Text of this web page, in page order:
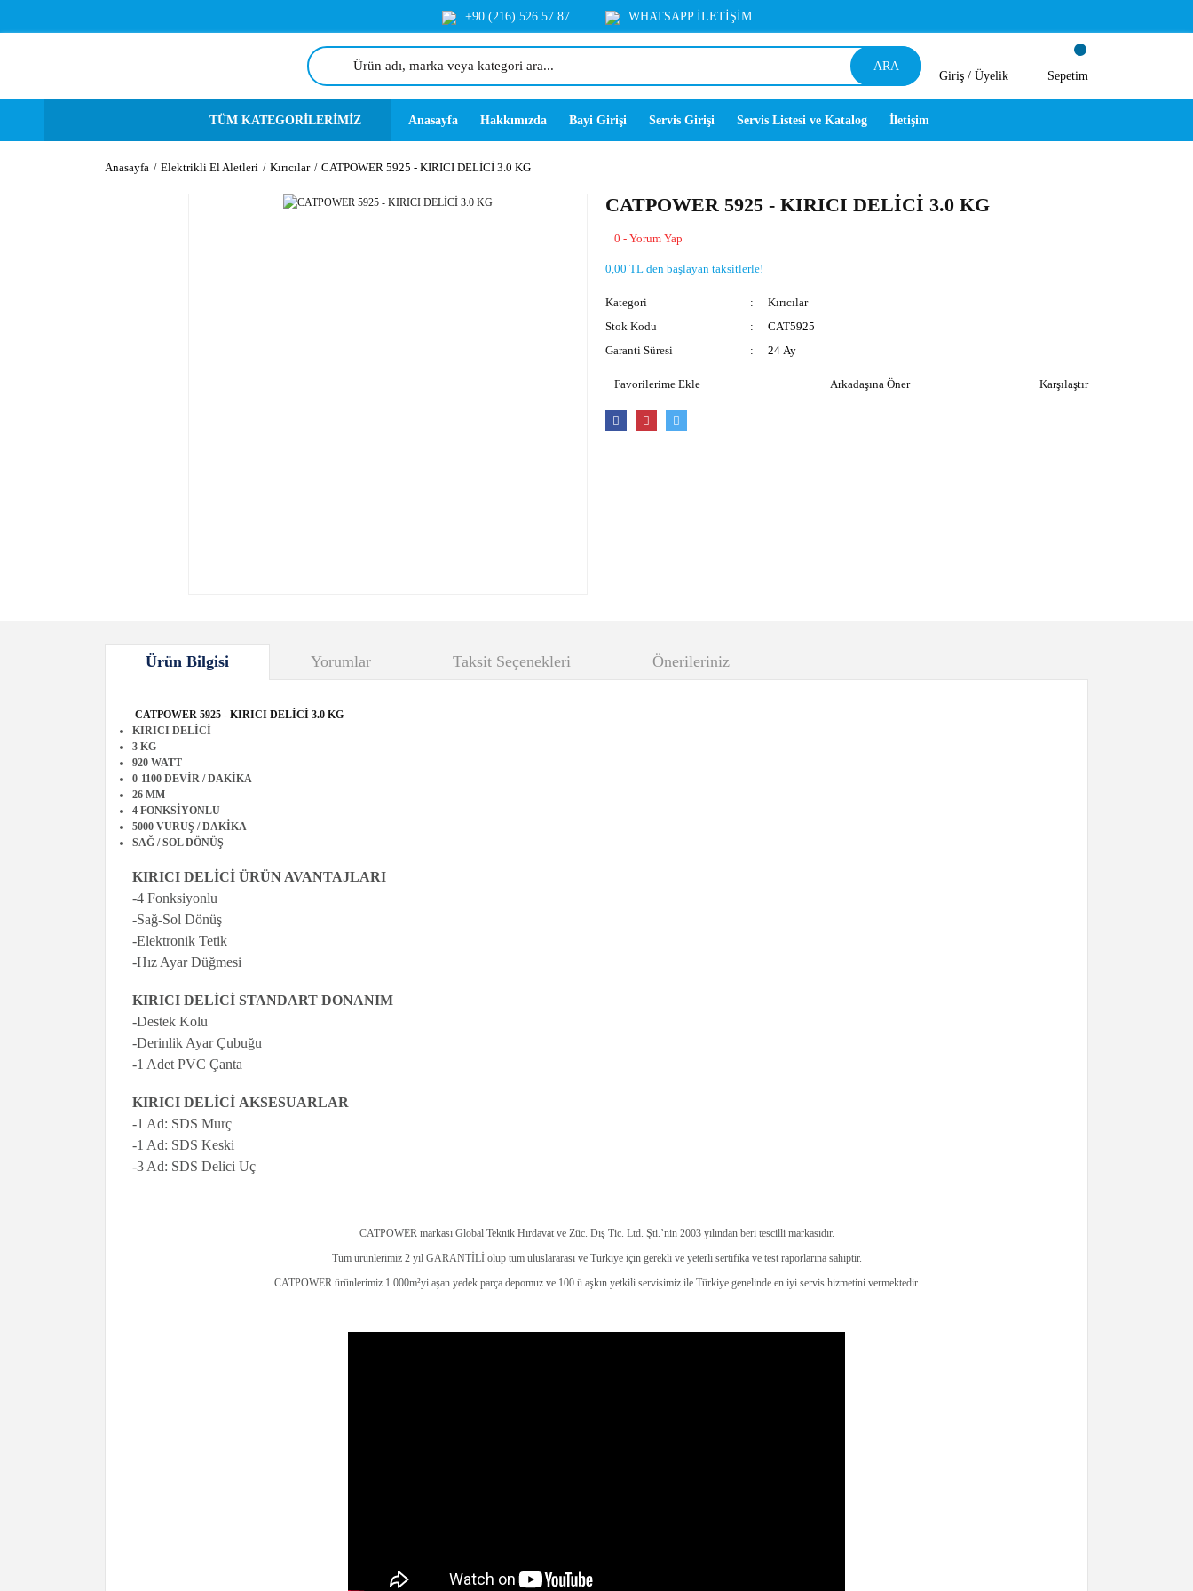
+90 (216) 526 57 87 WHATSAPP İLETİŞİM
ARA
Giriş / Üyelik Sepetim
TÜM KATEGORİLERİMİZ Anasayfa Hakkımızda Bayi Girişi Servis Girişi Servis Listesi ve Katalog İletişim
Anasayfa Elektrikli El Aletleri Kırıcılar CATPOWER 5925 - KIRICI DELİCİ 3.0 KG
CATPOWER 5925 - KIRICI DELİCİ 3.0 KG
0 - Yorum Yap
0,00 TL den başlayan taksitlerle!
Kategori
Kırıcılar
Stok Kodu
CAT5925
Garanti Süresi
24 Ay
Arkadaşına Öner Karşılaştır
Ürün Bilgisi Yorumlar Taksit Seçenekleri Önerileriniz
CATPOWER 5925 - KIRICI DELİCİ 3.0 KG
KIRICI DELİCİ
3 KG
920 WATT
0-1100 DEVİR / DAKİKA
26 MM
4 FONKSİYONLU
5000 VURUŞ / DAKİKA
SAĞ / SOL DÖNÜŞ
KIRICI DELİCİ ÜRÜN AVANTAJLARI
-4 Fonksiyonlu
-Sağ-Sol Dönüş
-Elektronik Tetik
-Hız Ayar Düğmesi
KIRICI DELİCİ STANDART DONANIM
-Destek Kolu
-Derinlik Ayar Çubuğu
-1 Adet PVC Çanta
KIRICI DELİCİ AKSESUARLAR
-1 Ad: SDS Murç
-1 Ad: SDS Keski
-3 Ad: SDS Delici Uç
CATPOWER markası Global Teknik Hırdavat ve Züc. Dış Tic. Ltd. Şti.’nin 2003 yılından beri tescilli markasıdır.
Tüm ürünlerimiz 2 yıl GARANTİLİ olup tüm uluslararası ve Türkiye için gerekli ve yeterli sertifika ve test raporlarına sahiptir.
CATPOWER ürünlerimiz 1.000m²yi aşan yedek parça depomuz ve 100 ü aşkın yetkili servisimiz ile Türkiye genelinde en iyi servis hizmetini vermektedir.